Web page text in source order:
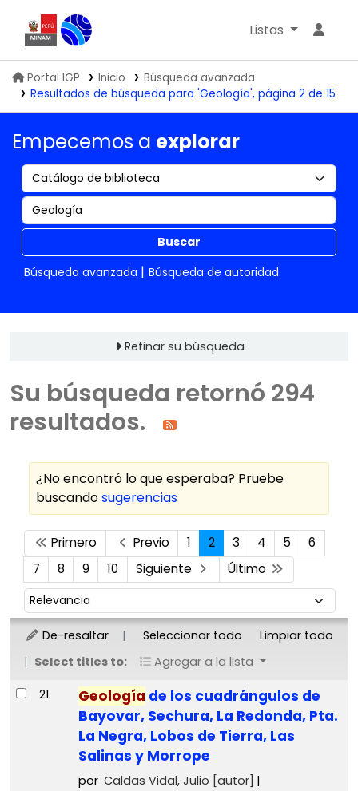
Biblioteca IGP
Listas
Portal IGP Inicio
Búsqueda avanzada
Resultados de búsqueda para 'Geología', página 2 de 15
Empecemos a explorar
Buscar
Búsqueda avanzada
Búsqueda de autoridad
Refinar su búsqueda
Su búsqueda retornó 294
resultados.
¿No encontró lo que esperaba? Pruebe
buscandosugerencias
Ordenar
Primero Previo 1 2 3 4 5
6
7
8 9 10 Siguiente Último
Ordenar por:
De-resaltar Seleccionar todo
Limpiar todo
Select titles to:
Agregar a la lista
Resultados
21. Geología de los cuadrángulos de
Bayovar, Sechura, La Redonda, Pta.
La Negra, Lobos de Tierra, Las
Salinas y Morrope
por Caldas Vidal, Julio [autor]